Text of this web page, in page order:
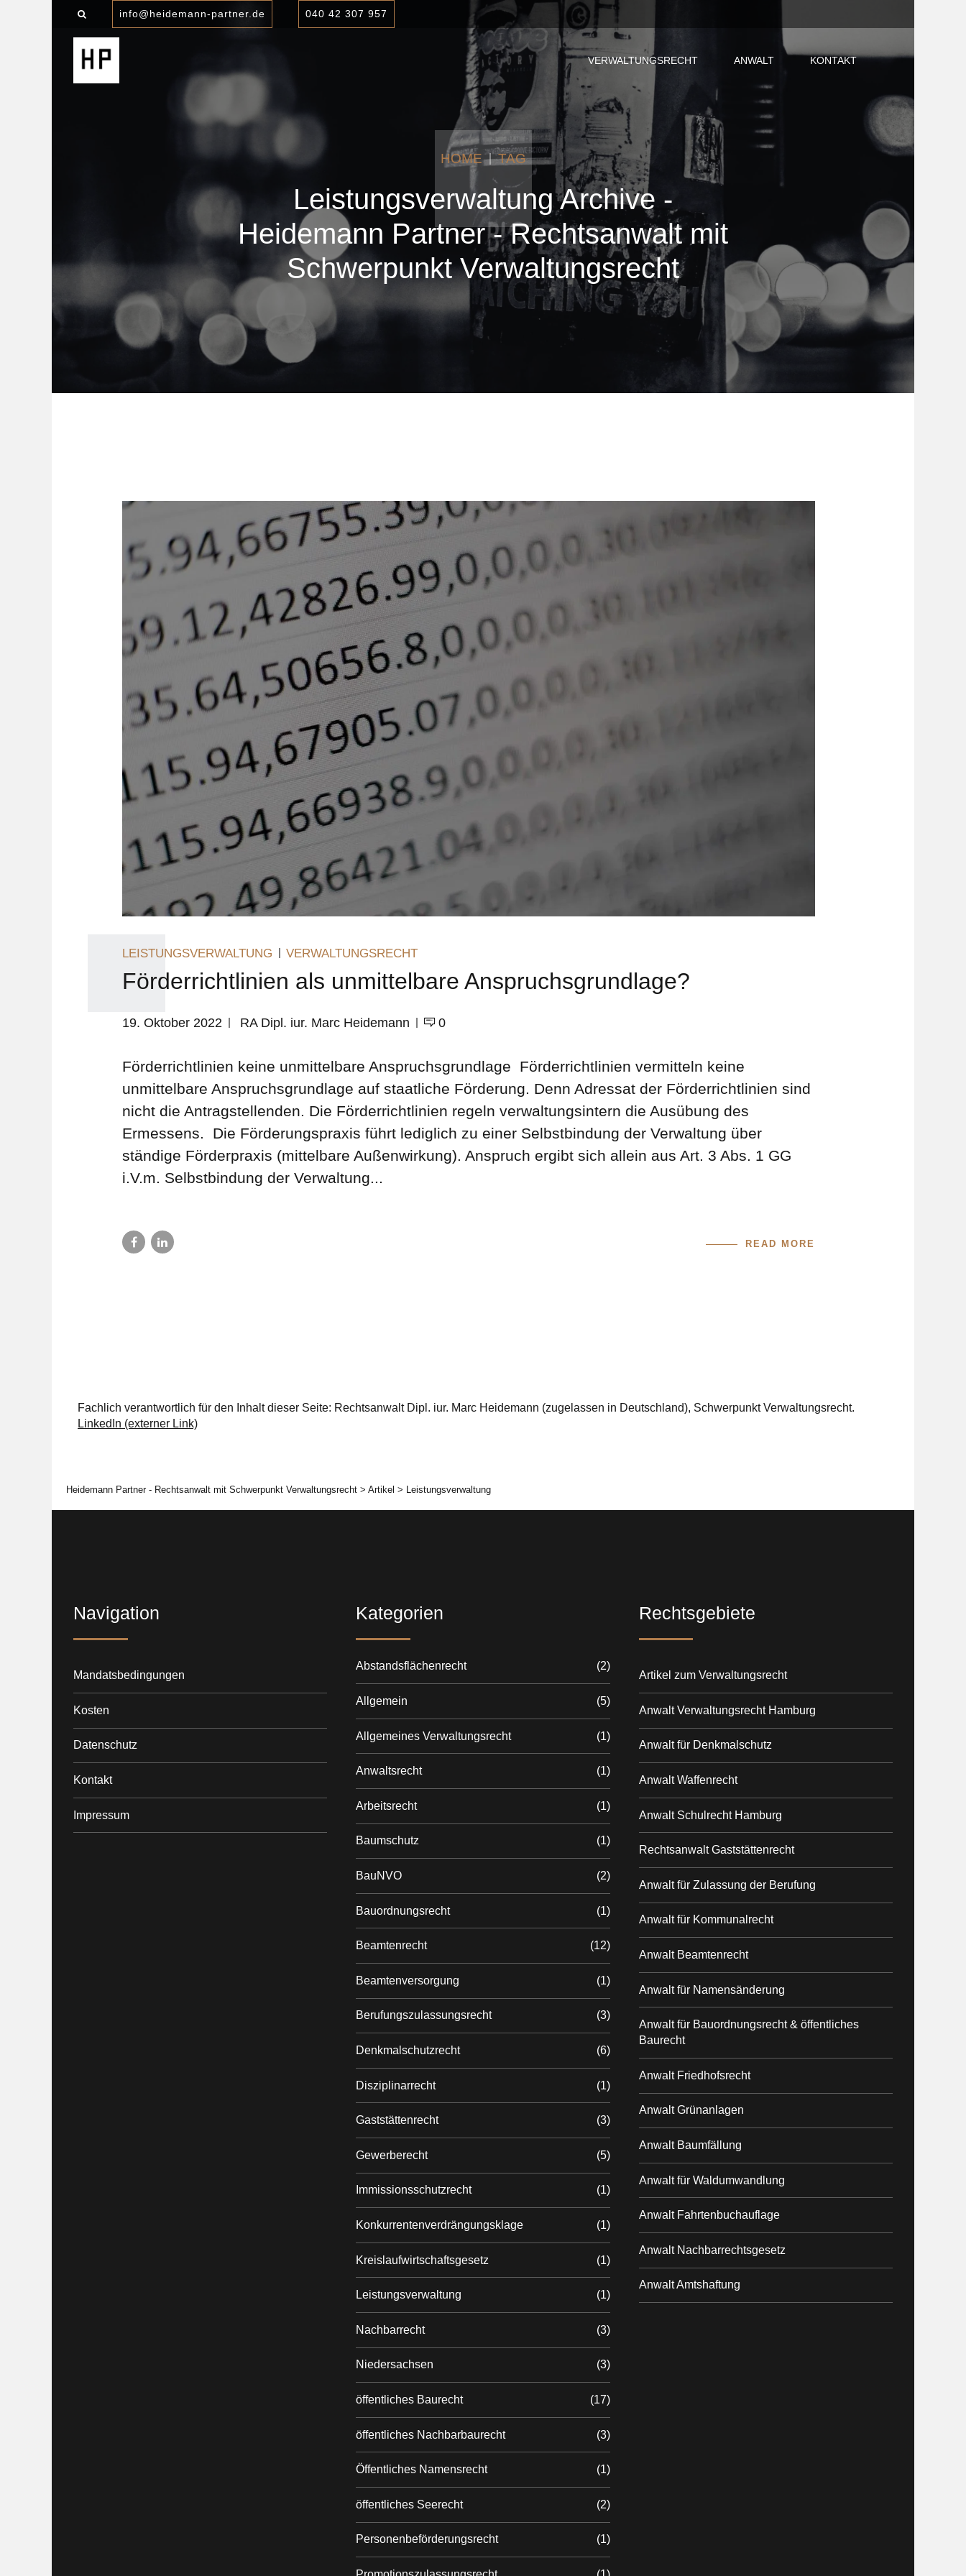
info@heidemann-partner.de 040 42 307 957
VERWALTUNGSRECHT ANWALT KONTAKT
HOME TAG
Leistungsverwaltung Archive -
Heidemann Partner - Rechtsanwalt mit
Schwerpunkt Verwaltungsrecht
LEISTUNGSVERWALTUNG VERWALTUNGSRECHT
Förderrichtlinien als unmittelbare Anspruchsgrundlage?
19. Oktober 2022 RA Dipl. iur. Marc Heidemann 0
Förderrichtlinien keine unmittelbare Anspruchsgrundlage Förderrichtlinien vermitteln keine
unmittelbare Anspruchsgrundlage auf staatliche Förderung. Denn Adressat der Förderrichtlinien sind
nicht die Antragstellenden. Die Förderrichtlinien regeln verwaltungsintern die Ausübung des
Ermessens. Die Förderungspraxis führt lediglich zu einer Selbstbindung der Verwaltung über
ständige Förderpraxis (mittelbare Außenwirkung). Anspruch ergibt sich allein aus Art. 3 Abs. 1 GG
i.V.m. Selbstbindung der Verwaltung...
READ MORE
Fachlich verantwortlich für den Inhalt dieser Seite: Rechtsanwalt Dipl. iur. Marc Heidemann (zugelassen in Deutschland), Schwerpunkt Verwaltungsrecht.
LinkedIn (externer Link)
Heidemann Partner - Rechtsanwalt mit Schwerpunkt Verwaltungsrecht > Artikel > Leistungsverwaltung
Navigation
Mandatsbedingungen
Kosten
Datenschutz
Kontakt
Impressum
Kategorien
Abstandsflächenrecht (2)
Allgemein (5)
Allgemeines Verwaltungsrecht (1)
Anwaltsrecht (1)
Arbeitsrecht (1)
Baumschutz (1)
BauNVO (2)
Bauordnungsrecht (1)
Beamtenrecht (12)
Beamtenversorgung (1)
Berufungszulassungsrecht (3)
Denkmalschutzrecht (6)
Disziplinarrecht (1)
Gaststättenrecht (3)
Gewerberecht (5)
Immissionsschutzrecht (1)
Konkurrentenverdrängungsklage (1)
Kreislaufwirtschaftsgesetz (1)
Leistungsverwaltung (1)
Nachbarrecht (3)
Niedersachsen (3)
öffentliches Baurecht (17)
öffentliches Nachbarbaurecht (3)
Öffentliches Namensrecht (1)
öffentliches Seerecht (2)
Personenbeförderungsrecht (1)
Rechtsgebiete
Artikel zum Verwaltungsrecht
Anwalt Verwaltungsrecht Hamburg
Anwalt für Denkmalschutz
Anwalt Waffenrecht
Anwalt Schulrecht Hamburg
Rechtsanwalt Gaststättenrecht
Anwalt für Zulassung der Berufung
Anwalt für Kommunalrecht
Anwalt Beamtenrecht
Anwalt für Namensänderung
Anwalt für Bauordnungsrecht & öffentliches
Baurecht
Anwalt Friedhofsrecht
Anwalt Grünanlagen
Anwalt Baumfällung
Anwalt für Waldumwandlung
Anwalt Fahrtenbuchauflage
Anwalt Nachbarrechtsgesetz
Anwalt Amtshaftung